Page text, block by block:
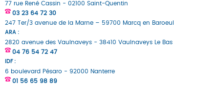
77 rue René Cassin - 02100 Saint-Quentin
03 23 64 72 30
247 Ter/3 avenue de la Marne – 59700 Marcq en Baroeul
ARA :
2820 avenue des Vaulnaveys - 38410 Vaulnaveys Le Bas
04 76 54 72 47
IDF :
6 boulevard Pésaro - 92000 Nanterre
01 56 65 98 89